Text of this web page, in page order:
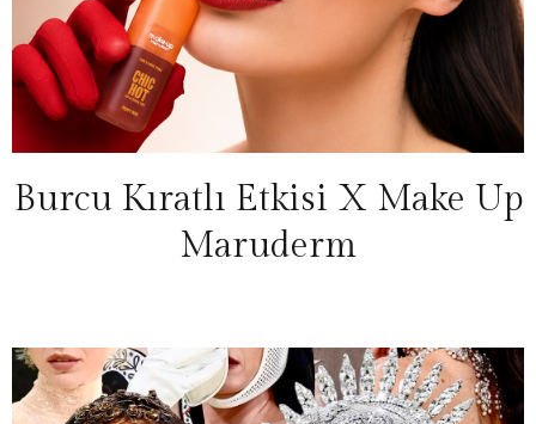
Burcu Kıratlı Etkisi X Make Up
Maruderm